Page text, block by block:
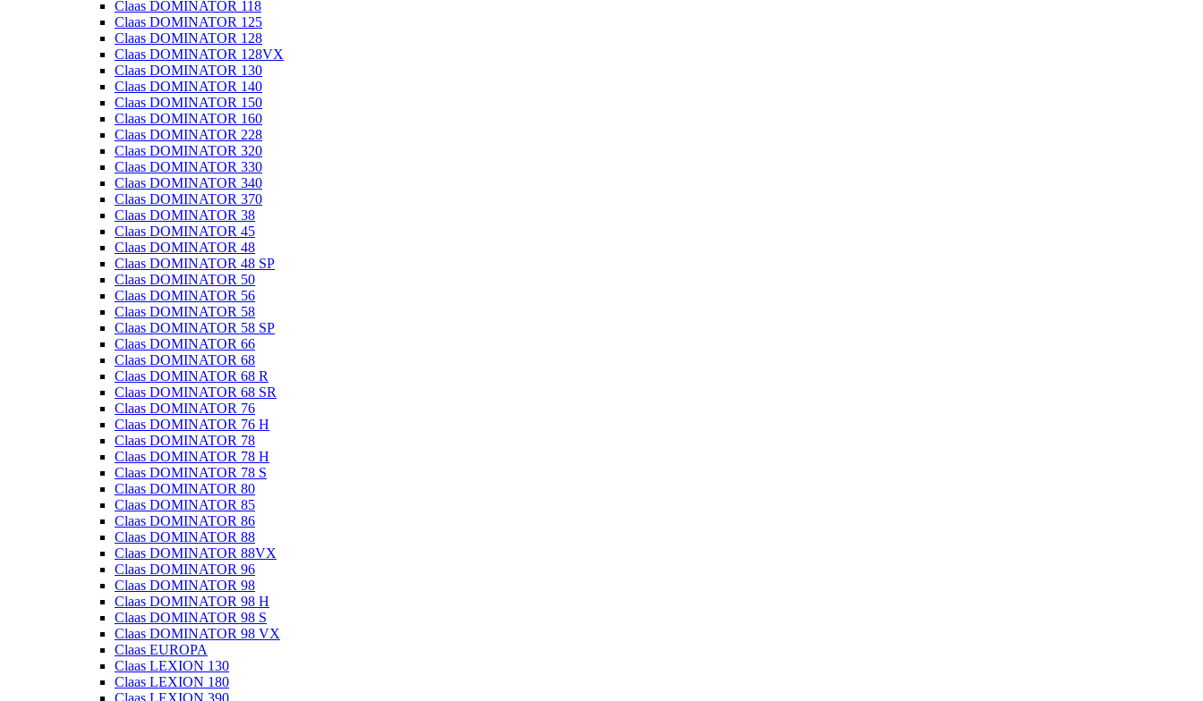
Claas DOMINATOR 118
Claas DOMINATOR 125
Claas DOMINATOR 128
Claas DOMINATOR 128VX
Claas DOMINATOR 130
Claas DOMINATOR 140
Claas DOMINATOR 150
Claas DOMINATOR 160
Claas DOMINATOR 228
Claas DOMINATOR 320
Claas DOMINATOR 330
Claas DOMINATOR 340
Claas DOMINATOR 370
Claas DOMINATOR 38
Claas DOMINATOR 45
Claas DOMINATOR 48
Claas DOMINATOR 48 SP
Claas DOMINATOR 50
Claas DOMINATOR 56
Claas DOMINATOR 58
Claas DOMINATOR 58 SP
Claas DOMINATOR 66
Claas DOMINATOR 68
Claas DOMINATOR 68 R
Claas DOMINATOR 68 SR
Claas DOMINATOR 76
Claas DOMINATOR 76 H
Claas DOMINATOR 78
Claas DOMINATOR 78 H
Claas DOMINATOR 78 S
Claas DOMINATOR 80
Claas DOMINATOR 85
Claas DOMINATOR 86
Claas DOMINATOR 88
Claas DOMINATOR 88VX
Claas DOMINATOR 96
Claas DOMINATOR 98
Claas DOMINATOR 98 H
Claas DOMINATOR 98 S
Claas DOMINATOR 98 VX
Claas EUROPA
Claas LEXION 130
Claas LEXION 180
Claas LEXION 390